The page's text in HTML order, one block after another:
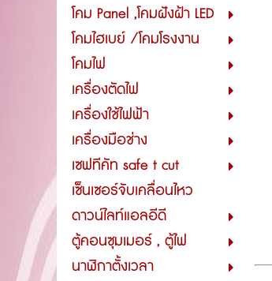
โคม Panel ,โคมฝังฝ้า LED
โคมไฮเบย์ /โคมโรงงาน
โคมไฟ
เครื่องตัดไฟ
เครื่องใช้ไฟฟ้า
เครื่องมือช่าง
เซฟทีคัท safe t cut
เซ็นเซอร์จับเคลื่อนไหว
ดาวน์ไลท์แอลอีดี
ตู้คอนซุมเมอร์ , ตู้ไฟ
นาฬิกาตั้งเวลา